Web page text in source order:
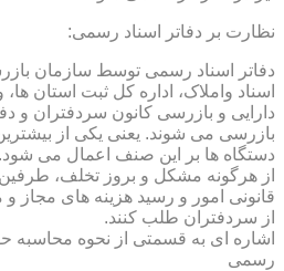
نظارت بر دفاتر اسناد رسمی:
دفاتر اسناد رسمی توسط سازمان
اسناد واملاک، اداره کل ثبت استان
دارایی و بازرسی کانون سردفتران و
بازرسی می شوند. یعنی یکی از
دستگاه ها بر این صنف اعمال می
از هرگونه مشکل و بروز تخلف، طرفین
قانونی امور و رسید هزینه های مجاز
از سردفتران طلب کنند.
اشاره ای به قسمتی از نحوه محاسبه
رسمی